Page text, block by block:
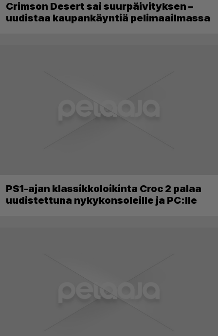
Crimson Desert sai suurpäivityksen –
uudistaa kaupankäyntiä pelimaailmassa
PS1-ajan klassikkoloikinta Croc 2 palaa
uudistettuna nykykonsoleille ja PC:lle